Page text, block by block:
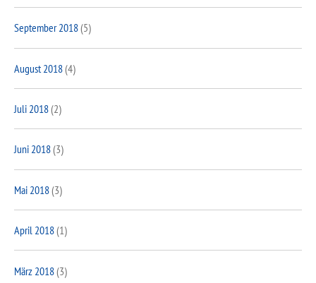
September 2018(5)
August 2018(4)
Juli 2018(2)
Juni 2018(3)
Mai 2018(3)
April 2018(1)
März 2018(3)